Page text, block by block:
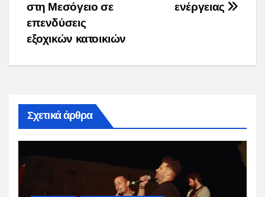
ενέργειας
στη Μεσόγειο σε
επενδύσεις
εξοχικών κατοικιών
Σχετικά άρθρα